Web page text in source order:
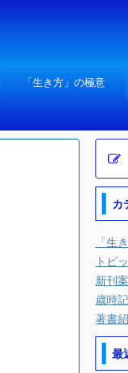
「生き方」の極意
カ
「生
トピ
新刊
歳時記
著書
最